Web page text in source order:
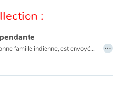
:
Indira, fille de bonne famille indienne, est envoyée en Angleterre pour y poursuivre ses études et y parfaire son éducation. Elève studieuse mais révoltée par la misère de l’Inde, son pays, Indira se lie d’amitié avec un jeune britannique qui lui fait pénétrer un cercle de jeunes activistes révolutionnaires. La jeune fille se retrouve confrontée à des choix : l’amour et la violence ou le renoncement et la paix. Indira Gandhi est devenue Premier Ministre du gouvernement indien de 1966 à 1977 puis de 1980 à 1984. …